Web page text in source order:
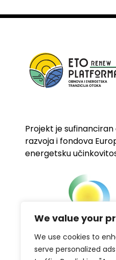
We value your
We use cookies to
serve personalized
Projekt je
razvoja i fondova
energetsku